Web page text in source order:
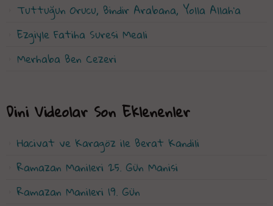
Tuttuğun Orucu, Bindir Arabana, Yolla Allah'a
Ezgiyle Fatiha Suresi Meali
Merhaba Ben Cezeri
Dini Videolar Son Eklenenler
Hacivat ve Karagöz ile Berat Kandili
Ramazan Manileri 25. Gün Manisi
Ramazan Manileri 19. Gün